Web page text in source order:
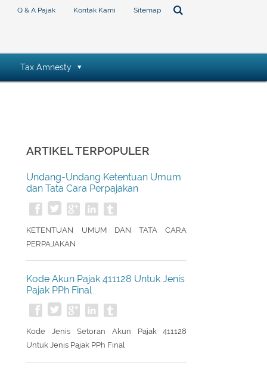
Q & A Pajak Kontak Kami Sitemap
Tax Amnesty
ARTIKEL TERPOPULER
Undang-Undang Ketentuan Umum
dan Tata Cara Perpajakan
KETENTUAN UMUM DAN TATA CARA
PERPAJAKAN
Kode Akun Pajak 411128 Untuk Jenis
Pajak PPh Final
Kode Jenis Setoran Akun Pajak 411128
Untuk Jenis Pajak PPh Final